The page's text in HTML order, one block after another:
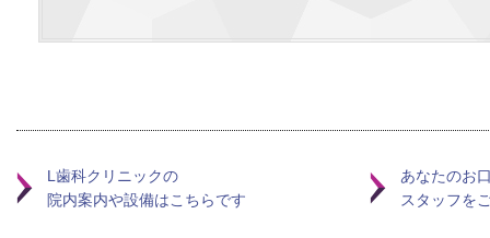
L歯科クリニックの
院内案内や設備はこちらです
あなたのお
スタッフを